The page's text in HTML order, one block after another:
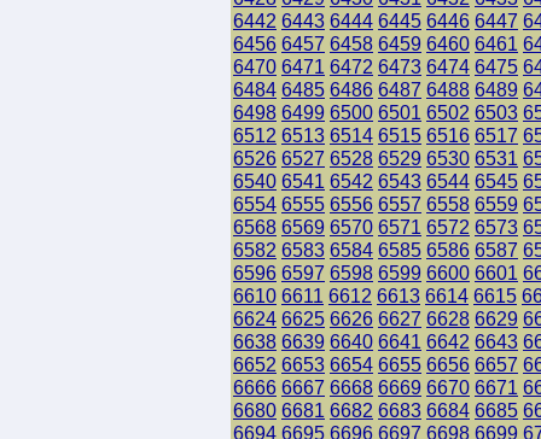
6442 6443 6444 6445 6446 6447
6456 6457 6458 6459 6460 6461
6470 6471 6472 6473 6474 6475
6484 6485 6486 6487 6488 6489
6498 6499 6500 6501 6502 6503
6512 6513 6514 6515 6516 6517
6526 6527 6528 6529 6530 6531
6540 6541 6542 6543 6544 6545
6554 6555 6556 6557 6558 6559
6568 6569 6570 6571 6572 6573
6582 6583 6584 6585 6586 6587
6596 6597 6598 6599 6600 6601
6610 6611 6612 6613 6614 6615
6624 6625 6626 6627 6628 6629
6638 6639 6640 6641 6642 6643
6652 6653 6654 6655 6656 6657
6666 6667 6668 6669 6670 6671
6680 6681 6682 6683 6684 6685
6694 6695 6696 6697 6698 6699